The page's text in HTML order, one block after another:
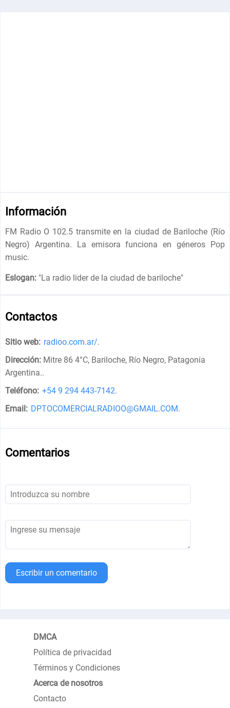
Información
FM Radio O 102.5 transmite en la ciudad de Bariloche (Río
Negro) Argentina. La emisora funciona en géneros Pop
music.
Eslogan: "La radio lider de la ciudad de bariloche"
Contactos
Sitio web: radioo.com.ar/.
Dirección: Mitre 86 4°C, Bariloche, Río Negro, Patagonia
Argentina..
Teléfono: +54 9 294 443-7142.
Email: DPTOCOMERCIALRADIOO@GMAIL.COM.
Comentarios
Escribir un comentario
DMCA
Política de privacidad
Términos y Condiciones
Acerca de nosotros
Contacto